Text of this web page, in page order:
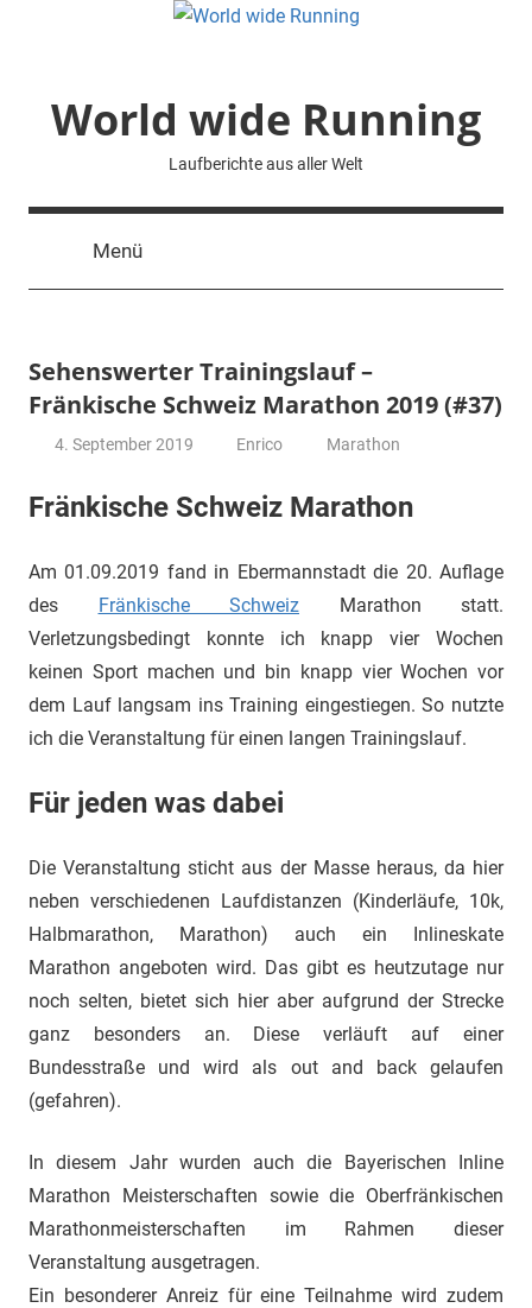
World wide Running
Laufberichte aus aller Welt
Menü
Sehenswerter Trainingslauf –
Fränkische Schweiz Marathon 2019 (#37)
4. September 2019 Enrico Marathon
Fränkische Schweiz Marathon
Am 01.09.2019 fand in Ebermannstadt die 20. Auflage
des Fränkische Schweiz Marathon statt.
Verletzungsbedingt konnte ich knapp vier Wochen
keinen Sport machen und bin knapp vier Wochen vor
dem Lauf langsam ins Training eingestiegen. So nutzte
ich die Veranstaltung für einen langen Trainingslauf.
Für jeden was dabei
Die Veranstaltung sticht aus der Masse heraus, da hier
neben verschiedenen Laufdistanzen (Kinderläufe, 10k,
Halbmarathon, Marathon) auch ein Inlineskate
Marathon angeboten wird. Das gibt es heutzutage nur
noch selten, bietet sich hier aber aufgrund der Strecke
ganz besonders an. Diese verläuft auf einer
Bundesstraße und wird als out and back gelaufen
(gefahren).
In diesem Jahr wurden auch die Bayerischen Inline
Marathon Meisterschaften sowie die Oberfränkischen
Marathonmeisterschaften im Rahmen dieser
Veranstaltung ausgetragen.
Ein besonderer Anreiz für eine Teilnahme wird zudem